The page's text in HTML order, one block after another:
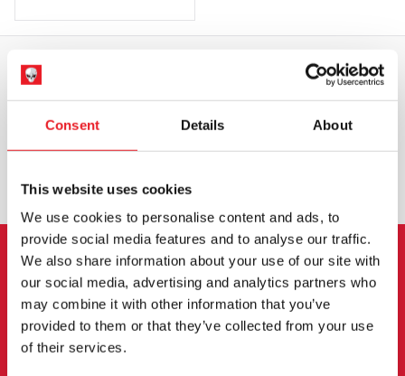
Consent Details About
This website uses cookies
We use cookies to personalise content and ads, to
provide social media features and to analyse our traffic.
We also share information about your use of our site with
our social media, advertising and analytics partners who
may combine it with other information that you’ve
provided to them or that they’ve collected from your use
of their services.
WELTWEITER VERSAND
GRÖSSTE AUSWAHL IN G
ANMELDUNG ZUM
NEWSLETTER
Melden Sie sich an, um über neue Produkte,